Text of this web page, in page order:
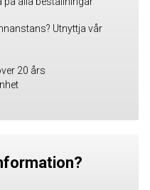
Utnyttja vår
20 års